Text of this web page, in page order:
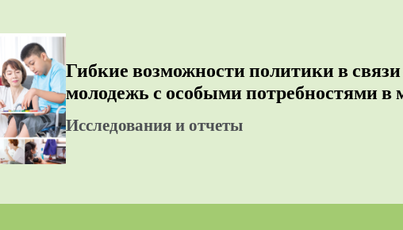
Гибкие возможности политики в
молодежь с особыми потребностями
Исследования и отчеты